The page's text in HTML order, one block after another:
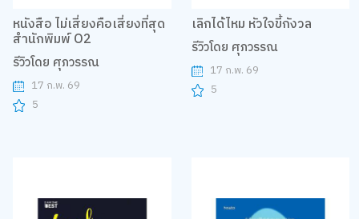
หนังสือ ไม่เสี่ยงคือเสี่ยงที่สุด
สำนักพิมพ์ O2
รีวิวโดย ศุภวรรณ
17 ก.พ. 69
5
เลิกได้ไหม หัวใจขี้กังวล
รีวิวโดย ศุภวรรณ
17 ก.พ. 69
5